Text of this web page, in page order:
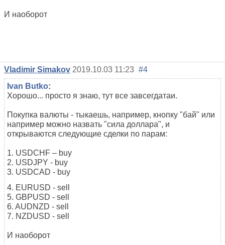
И наоборот
Vladimir Simakov 2019.10.03 11:23 #4
Ivan Butko:
Хорошо... просто я знаю, тут все завсегдатаи.
Покупка валюты - тыкаешь, например, кнопку "бай" или
например можно назвать "сила доллара", и
открываются следующие сделки по парам:
1. USDCHF – buy
2. USDJPY - buy
3. USDCAD - buy
4. EURUSD - sell
5. GBPUSD - sell
6. AUDNZD - sell
7. NZDUSD - sell
И наоборот